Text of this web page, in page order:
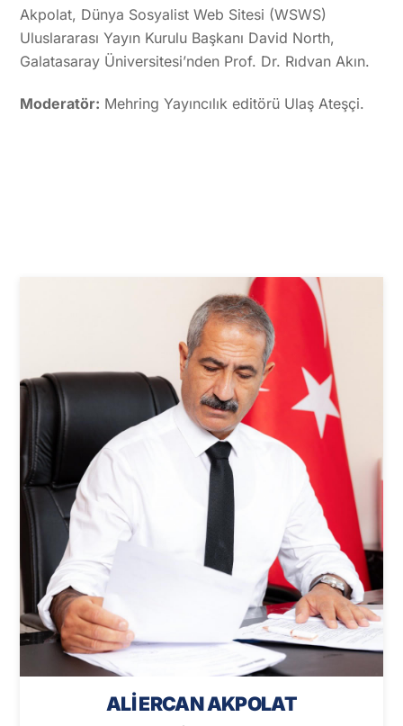
Akpolat, Dünya Sosyalist Web Sitesi (WSWS)
Uluslararası Yayın Kurulu Başkanı David North,
Galatasaray Üniversitesi’nden Prof. Dr. Rıdvan Akın.
Moderatör: Mehring Yayıncılık editörü Ulaş Ateşçi.
ALİ ERCAN AKPOLAT